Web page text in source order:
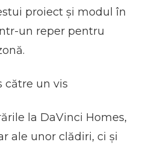
proiect și modul în
un reper pentru
către un vis
la DaVinci Homes,
ale unor clădiri, ci și